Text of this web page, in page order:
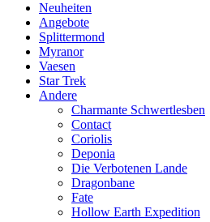
Neuheiten
Angebote
Splittermond
Myranor
Vaesen
Star Trek
Andere
Charmante Schwertlesben
Contact
Coriolis
Deponia
Die Verbotenen Lande
Dragonbane
Fate
Hollow Earth Expedition